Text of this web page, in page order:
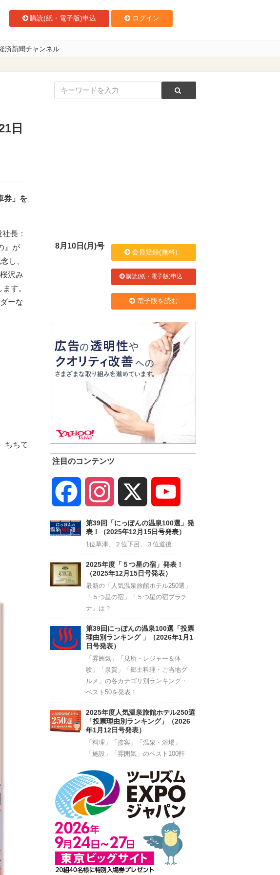
購読(紙・電子版)申込 ログイン
済新聞チャンネル
日
券」を
長：
』が
し、
沢み
す。
ーな
ちちて
会員登録(無料)
購読(紙・電子版)申込
電子版を読む
注目のコンテンツ
第39回「にっぽんの温泉100選」発
表！（2025年12月15日号発表）
1位草津、２位下呂、３位道後
2025年度「５つ星の宿」発表！
（2025年12月15日号発表）
最新の「人気温泉旅館ホテル250選」
「５つ星の宿」「５つ星の宿プラチ
ナ」は？
第39回にっぽんの温泉100選「投票
理由別ランキング 」（2026年1月1
日号発表）
「雰囲気」「見所・レジャー＆体
験」「泉質」「郷土料理・ご当地グ
ルメ」の各カテゴリ別ランキング・
ベスト50を発表！
2025年度人気温泉旅館ホテル250選
「投票理由別ランキング」（2026
年1月12日号発表）
「施設」「雰囲気」のベスト100軒